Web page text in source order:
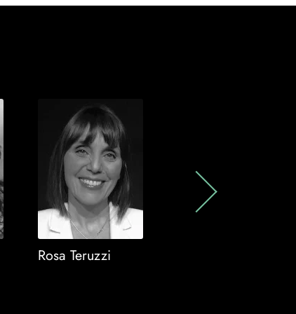
Rosa Teruzzi